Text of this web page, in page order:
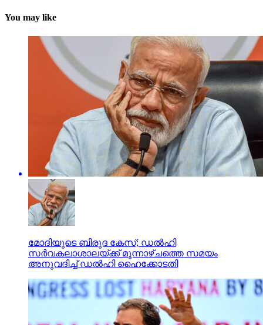
You may like
മോദിയുടെ ബിരുദ കേസ്; ഡല്‍ഹി
സര്‍വകലാശാലയ്ക്ക് മൂന്നാഴ്ചത്തെ സമയം
അനുവദിച്ച് ഡല്‍ഹി ഹൈക്കോടതി